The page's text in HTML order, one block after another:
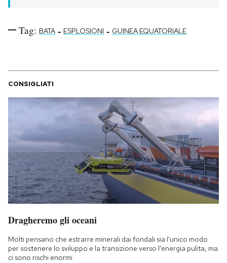
Tag: BATA - ESPLOSIONI - GUINEA EQUATORIALE
CONSIGLIATI
Dragheremo gli oceani
Molti pensano che estrarre minerali dai fondali sia l'unico modo
per sostenere lo sviluppo e la transizione verso l'energia pulita, ma
ci sono rischi enormi